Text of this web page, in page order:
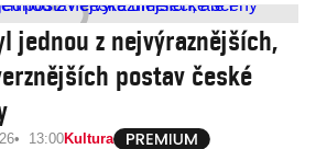
jednou z nejvýraznějších,
postav české
13:00Kultura